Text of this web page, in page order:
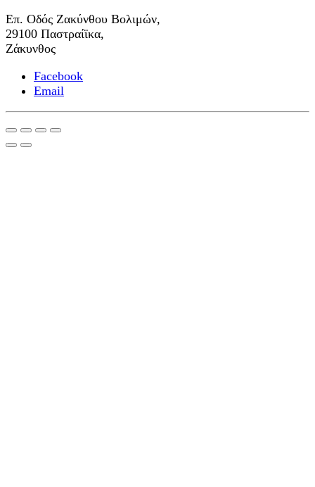
Επ. Οδός Ζακύνθου Βολιμών,
29100 Παστραίϊκα,
Ζάκυνθος
Facebook
Email